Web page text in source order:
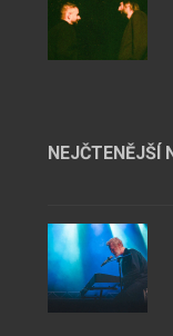
NEJČTENĚJŠÍ